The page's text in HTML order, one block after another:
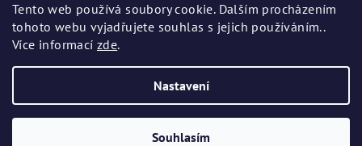
Tento web používá soubory cookie. Dalším procházením
tohoto webu vyjadřujete souhlas s jejich používáním..
Více informacízde.
Nastavení
Souhlasím
Přijímáme online platby